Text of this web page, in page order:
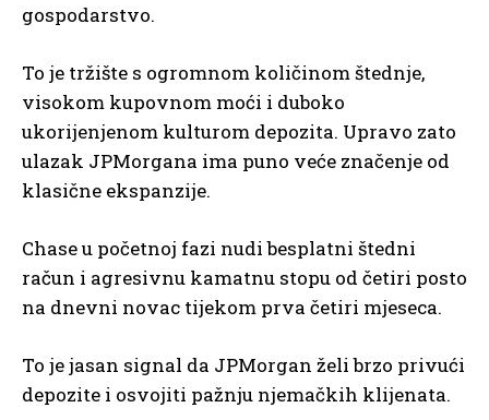
gospodarstvo.
To je tržište s ogromnom količinom štednje,
visokom kupovnom moći i duboko
ukorijenjenom kulturom depozita. Upravo zato
ulazak JPMorgana ima puno veće značenje od
klasične ekspanzije.
Chase u početnoj fazi nudi besplatni štedni
račun i agresivnu kamatnu stopu od četiri posto
na dnevni novac tijekom prva četiri mjeseca.
To je jasan signal da JPMorgan želi brzo privući
depozite i osvojiti pažnju njemačkih klijenata.